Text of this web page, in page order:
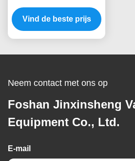
massaproductie met
vacuümkamer van
roestvrij staal
Vind de beste prijs
Neem contact met ons op
Foshan Jinxinsheng
Equipment Co., Ltd.
E-mail